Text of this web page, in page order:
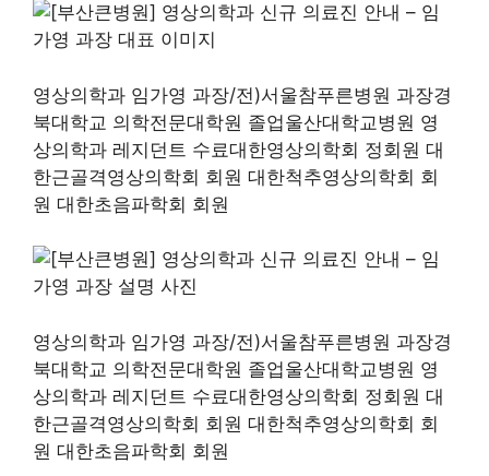
영상의학과 임가영 과장/전)서울참푸른병원 과장경
북대학교 의학전문대학원 졸업울산대학교병원 영
상의학과 레지던트 수료대한영상의학회 정회원 대
한근골격영상의학회 회원 대한척추영상의학회 회
원 대한초음파학회 회원
영상의학과 임가영 과장/전)서울참푸른병원 과장경
북대학교 의학전문대학원 졸업울산대학교병원 영
상의학과 레지던트 수료대한영상의학회 정회원 대
한근골격영상의학회 회원 대한척추영상의학회 회
원 대한초음파학회 회원